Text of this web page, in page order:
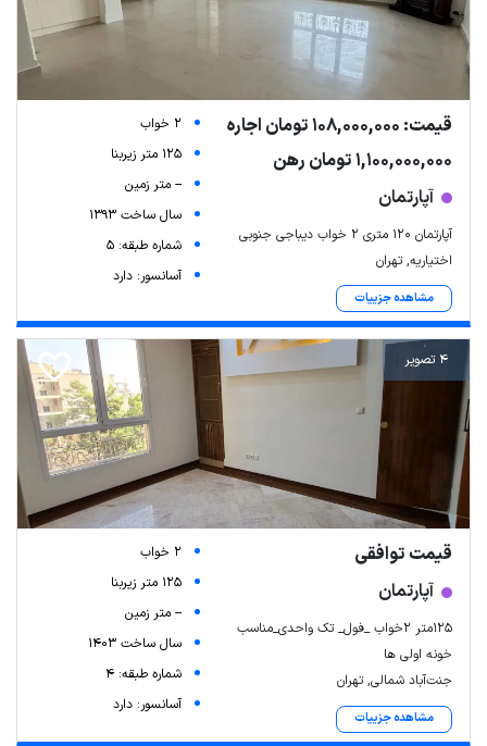
قیمت: 108,000,000 تومان اجاره
1,100,000,000 تومان رهن
آپارتمان
آپارتمان ۱۲۰ متری ۲ خواب دیباجی جنوبی
اختیاریه, تهران
مشاهده جزییات
2 خواب
125 متر زیربنا
-- متر زمین
سال ساخت 1393
شماره طبقه: 5
آسانسور: دارد
4 تصویر
قیمت توافقی
آپارتمان
۱۲۵متر ۲خواب _فول_ تک واحدی_مناسب
خونه اولی ها
جنت‌آباد شمالی, تهران
مشاهده جزییات
2 خواب
125 متر زیربنا
-- متر زمین
سال ساخت 1403
شماره طبقه: 4
آسانسور: دارد